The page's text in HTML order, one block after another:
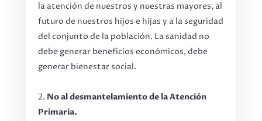
la atención de nuestros y nuestras mayores, al
futuro de nuestros hijos e hijas y a la seguridad
del conjunto de la población. La sanidad no
debe generar beneficios económicos, debe
generar bienestar social.
No al desmantelamiento de la Atención
Primaria.